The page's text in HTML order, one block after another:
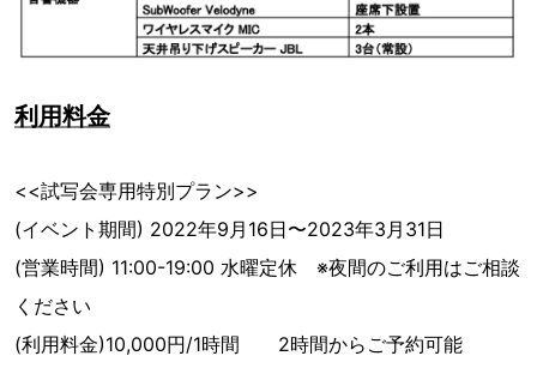
利用料金
<<試写会専用特別プラン>>
(イベント期間) 2022年9月16日〜2023年3月31日
(営業時間) 11:00-19:00 水曜定休 ※夜間のご利用はご相談
ください
(利用料金)10,000円/1時間 2時間からご予約可能